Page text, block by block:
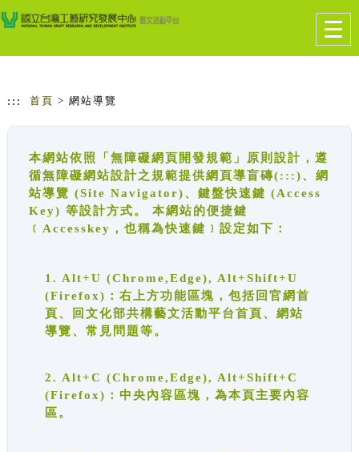
跳到主要內容
網站導覽
::: 首頁 > 網站導覽
本網站依照「無障礙網頁開發規範」原則設計，遵
循無障礙網站設計之規範提供網頁導盲磚(:::)、網
站導覽 (Site Navigator)、鍵盤快速鍵 (Access
Key) 等設計方式。 本網站的便捷鍵
﹝Accesskey，也稱為快速鍵﹞設定如下：
1. Alt+U (Chrome,Edge), Alt+Shift+U
(Firefox)：右上方功能區塊，包括回官網首
頁、回文化部共構藝文活動平台首頁、網站
導覽、常見問題等。
2. Alt+C (Chrome,Edge), Alt+Shift+C
(Firefox)：中央內容區塊，為本頁主要內容
區。